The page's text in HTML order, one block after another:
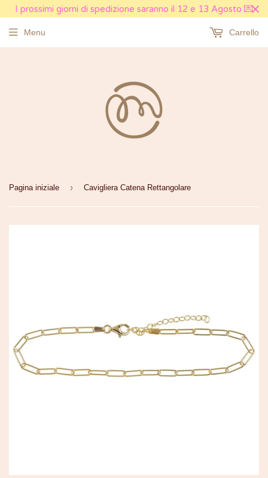
I prossimi giorni di spedizione saranno il 12 e 13 Agosto 💌
Menu Carrello
Pagina iniziale › Cavigliera Catena Rettangolare